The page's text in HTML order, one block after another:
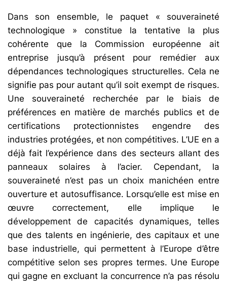
Dans son ensemble, le paquet « souveraineté
technologique » constitue la tentative la plus
cohérente que la Commission européenne ait
entreprise jusqu’à présent pour remédier aux
dépendances technologiques structurelles. Cela ne
signifie pas pour autant qu’il soit exempt de risques.
Une souveraineté recherchée par le biais de
préférences en matière de marchés publics et de
certifications protectionnistes engendre des
industries protégées, et non compétitives. L’UE en a
déjà fait l’expérience dans des secteurs allant des
panneaux solaires à l’acier. Cependant, la
souveraineté n’est pas un choix manichéen entre
ouverture et autosuffisance. Lorsqu’elle est mise en
œuvre correctement, elle implique le
développement de capacités dynamiques, telles
que des talents en ingénierie, des capitaux et une
base industrielle, qui permettent à l’Europe d’être
compétitive selon ses propres termes. Une Europe
qui gagne en excluant la concurrence n’a pas résolu